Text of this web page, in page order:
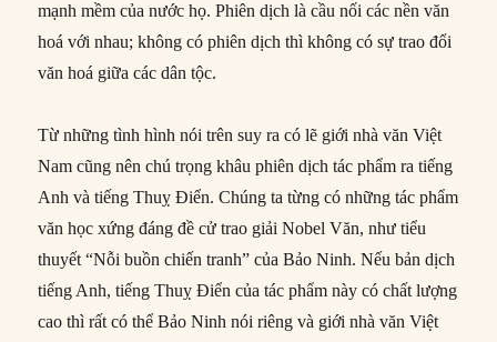
mạnh mềm của nước họ. Phiên dịch là cầu nối các nền văn
hoá với nhau; không có phiên dịch thì không có sự trao đổi
văn hoá giữa các dân tộc.
Từ những tình hình nói trên suy ra có lẽ giới nhà văn Việt
Nam cũng nên chú trọng khâu phiên dịch tác phẩm ra tiếng
Anh và tiếng Thuỵ Điển. Chúng ta từng có những tác phẩm
văn học xứng đáng đề cử trao giải Nobel Văn, như tiểu
thuyết “Nỗi buồn chiến tranh” của Bảo Ninh. Nếu bản dịch
tiếng Anh, tiếng Thuỵ Điển của tác phẩm này có chất lượng
cao thì rất có thể Bảo Ninh nói riêng và giới nhà văn Việt